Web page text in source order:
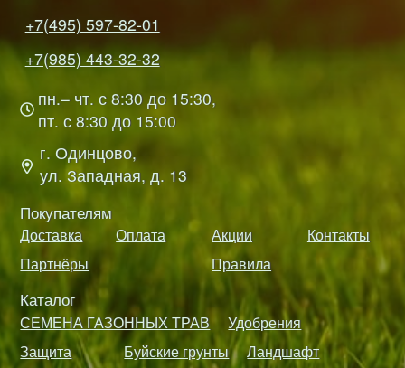
+7(495) 597-82-01
+7(985) 443-32-32
пн.– чт. с 8:30 до 15:30,
пт. с 8:30 до 15:00
г. Одинцово,
ул. Западная, д. 13
Покупателям
Доставка Оплата Акции
Контакты
Партнёры
Правила
Каталог
СЕМЕНА ГАЗОННЫХ ТРАВ
Удобрения
Защита
Буйские грунты
Ландшафт